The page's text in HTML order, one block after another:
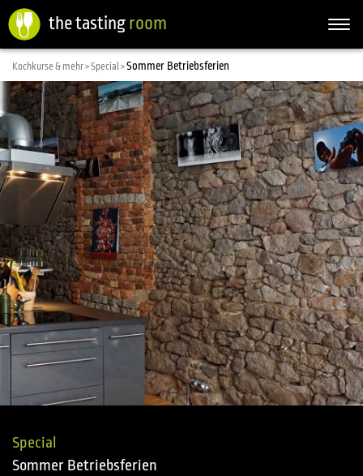
the tasting room
Kochkurse & mehr >Special >Sommer Betriebsferien
Special
Sommer Betriebsferien